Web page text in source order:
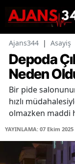
Ajans344 | Asayiş
Depoda
Neden
Bir pide
hızlı
olmazken maddi
YAYINLAMA: 07 Ekim 2025